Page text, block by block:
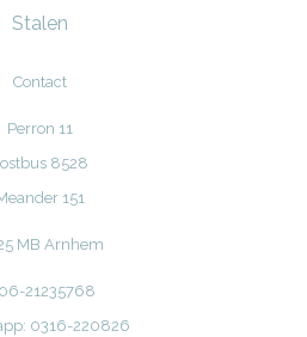
Stalen
Contact
Perron 11
8528
151
MB Arnhem
21235768
0316-220826